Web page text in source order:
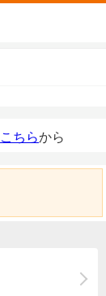
こちらから